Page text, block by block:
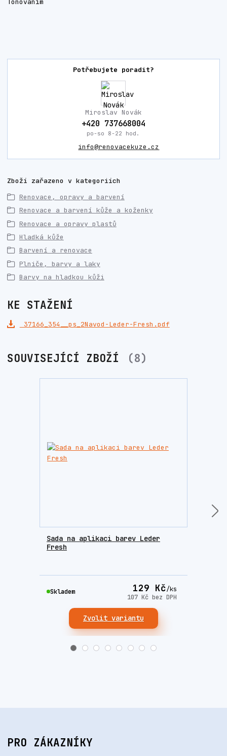
Potřebujete poradit?
Miroslav Novák
+420 737668004
po-so 8-22 hod.
info@renovacekuze.cz
Zboží zařazeno v kategoriích
Renovace, opravy a barvení
Renovace a barvení kůže a koženky
Renovace a opravy plastů
Hladká kůže
Barvení a renovace
Plniče, barvy a laky
Barvy na hladkou kůži
KE STAŽENÍ
37166_354__ps_2Navod-Leder-Fresh.pdf
SOUVISEJÍCÍ ZBOŽÍ 8
Sada na aplikaci barev Leder
Fresh
129 Kč/ks
107 Kč bez DPH
Skladem
Zvolit variantu
PRO ZÁKAZNÍKY